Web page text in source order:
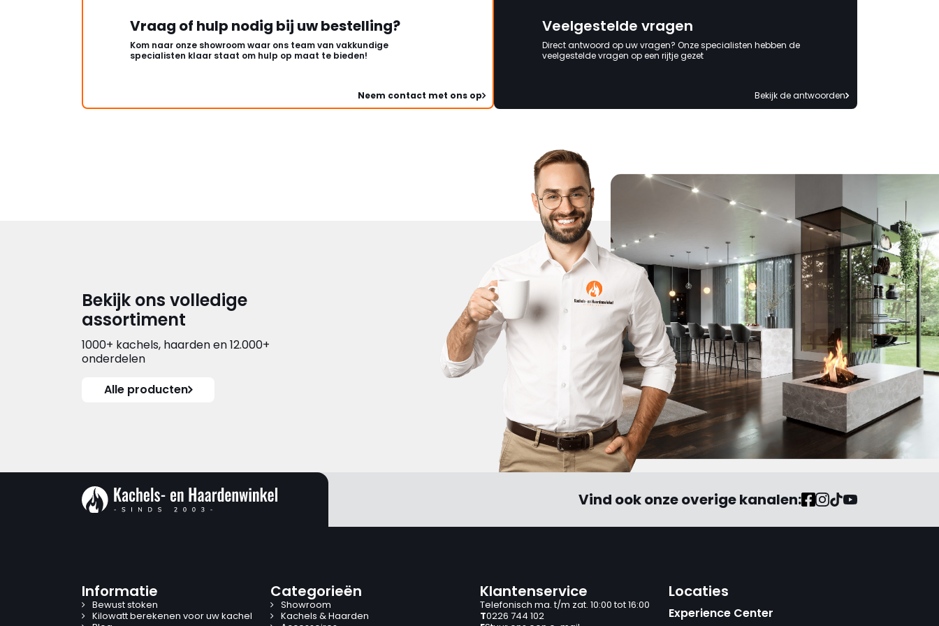
Vraag of hulp nodig bij uw bestelling?
Kom naar onze showroom waar ons team van vakkundige
specialisten klaar staat om hulp op maat te bieden!
Neem contact met ons op
Veelgestelde vragen
Direct antwoord op uw vragen? Onze specialisten hebben de
veelgestelde vragen op een rijtje gezet
Bekijk de antwoorden
Bekijk ons volledige
assortiment
1000+ kachels, haarden en 12.000+
onderdelen
Alle producten
Vind ook onze overige kanalen:
Informatie
Bewust stoken
Kilowatt berekenen voor uw kachel
Categorieën
Showroom
Kachels & Haarden
Klantenservice
Telefonisch ma. t/m zat. 10:00 tot 16:00
T0226 744 102
Locaties
Experience Center